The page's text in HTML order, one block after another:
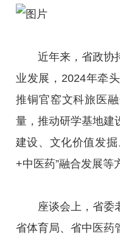
近年来，省政协
业发展，2024年牵
推铜官窑文科旅医
量，推动研学基地建
建设、文化价值发
+中医药”融合发展等
座谈会上，省委
省体育局、省中医药